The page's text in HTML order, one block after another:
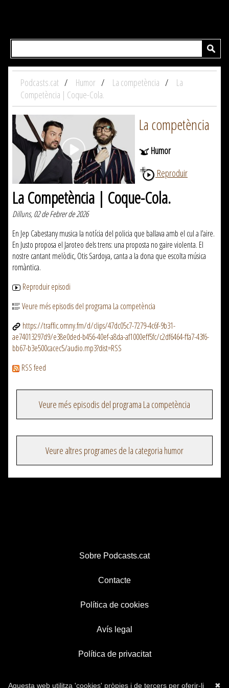
Podcasts.cat Humor La competència
La
Competència | Coque-Cola.
La competència
Humor
Reproduir
La Competència | Coque-Cola.
Dilluns, 02 de Febrer de 2026
En Jep Cabestany musica la notícia del policia que ballava amb el cul a l’aire.
En Justo proposa el Jaroteo dels trens: una proposta no gaire violenta. El
nostre cantant melòdic, Otis Sardoya, canta a la dona que escolta música
romàntica.
Reproduir episodi
Veure més episodis del programa La competència
https://traffic.omny.fm/d/clips/47dc05c7-7279-4c6f-9b31-
ae74013297d9/e38e0ded-b456-40ef-a8da-af1000eff5fc/c2df6464-ffa7-43f6-
bb67-b3e500cacec5/audio.mp3?dist=RSS
RSS feed
Veure més episodis del programa La competència
Veure altres programes de la categoria humor
Sobre Podcasts.cat
Contacte
Política de cookies
Avís legal
Política de privacitat
✖
Aquesta web utilitza 'cookies' pròpies i de tercers per oferir-li